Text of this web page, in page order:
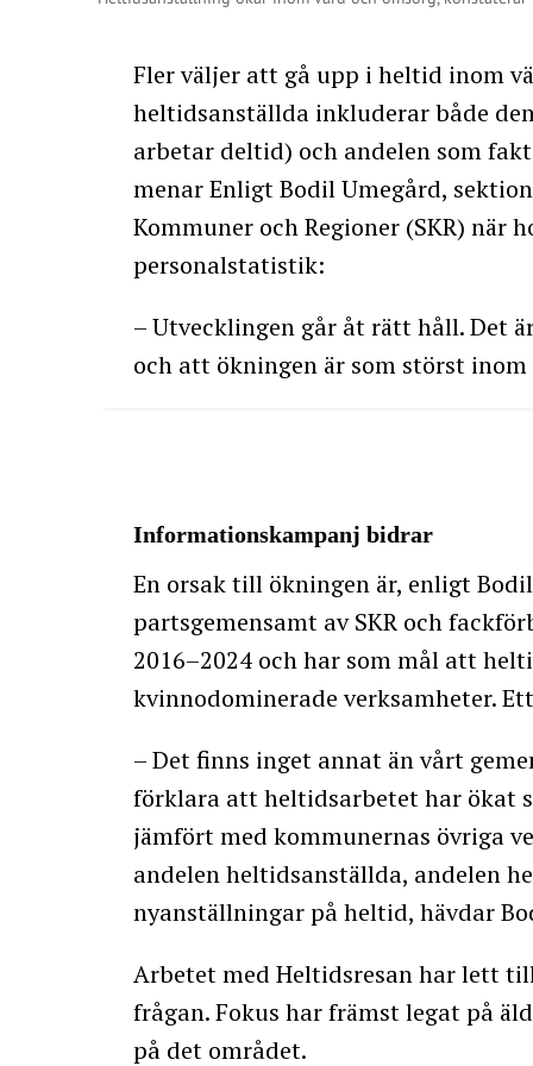
Fler väljer att gå upp i heltid inom
heltidsanställda inkluderar både
arbetar deltid) och andelen som
menar Enligt Bodil Umegård,
Kommuner och Regioner (SKR) när
personalstatistik:
– Utvecklingen går åt rätt håll. Det
och att ökningen är som störst
Informationskampanj bidrar
En orsak till ökningen är, enligt
partsgemensamt av SKR och
2016–2024 och har som mål att
kvinnodominerade verksamheter.
– Det finns inget annat än vårt
förklara att heltidsarbetet har ökat
jämfört med kommunernas övriga
andelen heltidsanställda, andelen
nyanställningar på heltid, hävdar
Arbetet med Heltidsresan har lett
frågan. Fokus har främst legat på
på det området.